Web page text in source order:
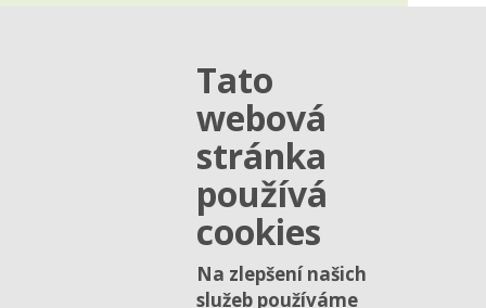
Tato
webová
stránka
používá
cookies
Na zlepšení našich
služeb používáme